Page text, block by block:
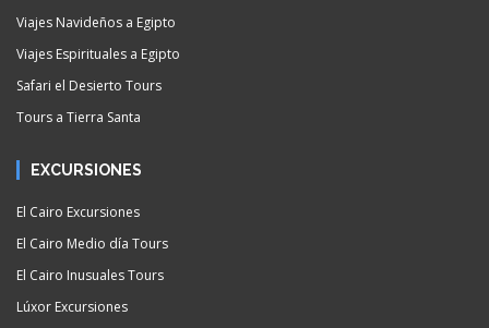
Viajes Navideños a Egipto
Viajes Espirituales a Egipto
Safari el Desierto Tours
Tours a Tierra Santa
EXCURSIONES
El Cairo Excursiones
El Cairo Medio día Tours
El Cairo Inusuales Tours
Lúxor Excursiones